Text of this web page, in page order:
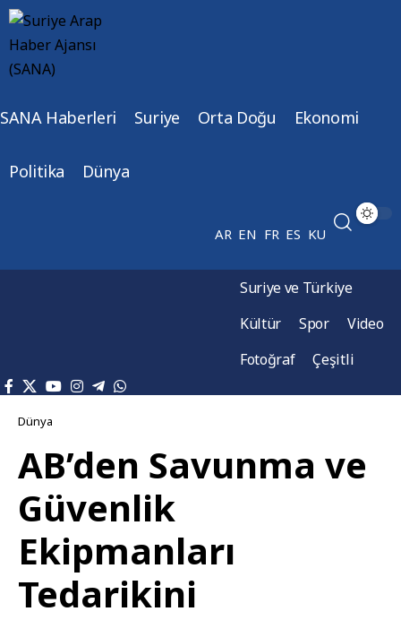
SANA Haberleri Suriye Orta Doğu Ekonomi
Politika Dünya
AR EN FR ES KU
Suriye ve Türkiye
Kültür
Spor
Video
Fotoğraf
Çeşitli
Dünya
AB’den Savunma ve
Güvenlik
Ekipmanları
Tedarikini